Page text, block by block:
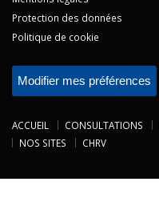
Protection des données
Politique de cookie
Modifier mes préférences
ACCUEIL CONSULTATIONS
NOS SITES
CHRV